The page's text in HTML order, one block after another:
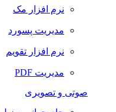
نرم افزار مک
مدیریت پسورد
نرم افزار تقویم
مدیریت PDF
صوتی و تصویری